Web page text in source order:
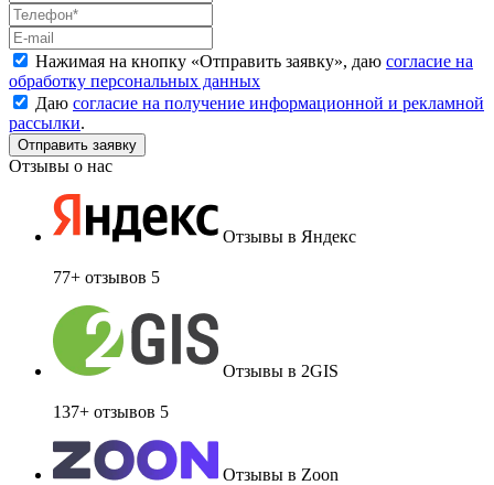
Нажимая на кнопку «Отправить заявку», даю согласие на
обработку персональных данных
Даю согласие на получение информационной и рекламной
рассылки.
Отзывы о нас
Отзывы в Яндекс
77+ отзывов 5
Отзывы в 2GIS
137+ отзывов 5
Отзывы в Zoon